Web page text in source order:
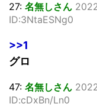
27: 名無しさん
ID:3NtaESNg0
>>1
グロ
47: 名無しさん
ID:cDxBn/Ln0